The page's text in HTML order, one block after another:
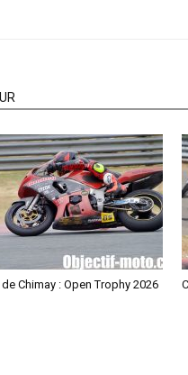
Chimay : Open Trophy 2026